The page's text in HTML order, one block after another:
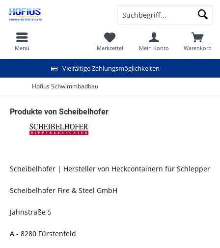
Vielfältige Zahlungsmöglichkeiten
Warenkorb
Merkzettel Mein Konto
Menü
Hofius Schwimmbadbau
Produkte von Scheibelhofer
Scheibelhofer | Hersteller von Heckcontainern für Schlepper
Scheibelhofer Fire & Steel GmbH
Jahnstraße 5
A - 8280 Fürstenfeld